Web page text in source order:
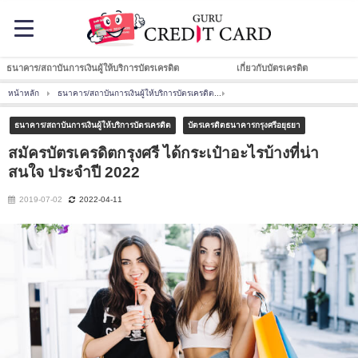
ธนาคาร/สถาบันการเงินผู้ให้บริการบัตรเครดิต เกี่ยวกับบัตรเครดิต
หน้าหลัก ธนาคาร/สถาบันการเงินผู้ให้บริการบัตรเครดิต
ธนาคาร/สถาบันการเงินผู้ให้บริการบัตรเครดิต บัตรเครดิตธนาคารกรุงศรีอยุธยา
สมัครบัตรเครดิตกรุงศรี ได้กระเป๋าอะไรบ้างที่น่า
สนใจ ประจำปี 2022
2019-07-02 2022-04-11